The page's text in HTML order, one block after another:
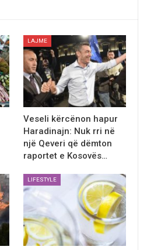
LAJME
Veseli kërcënon hapur
Haradinajn: Nuk rri në
një Qeveri që dëmton
raportet e Kosovës…
LIFESTYLE